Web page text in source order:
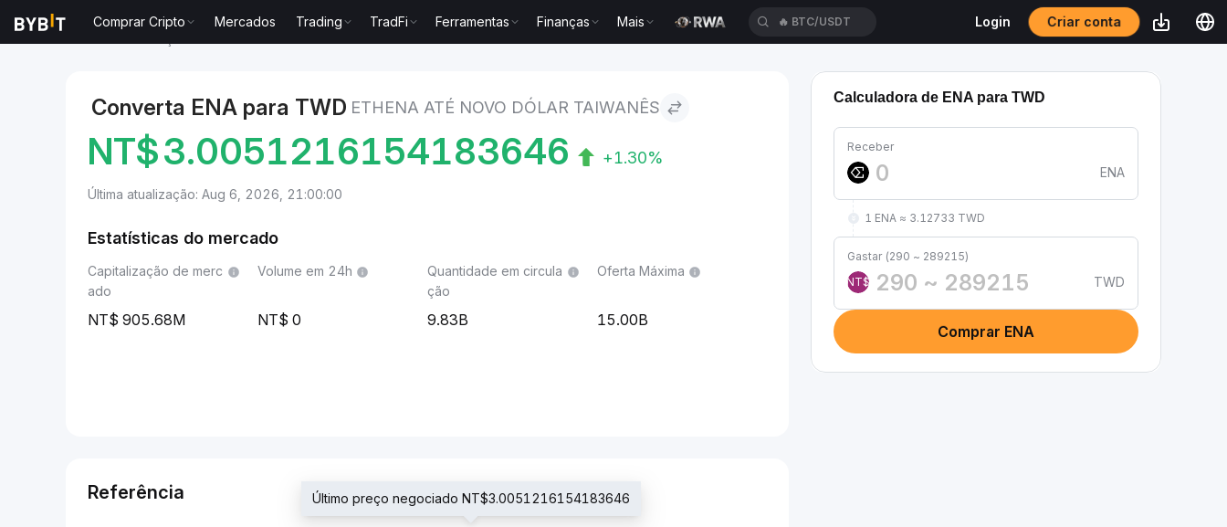
Comprar Cripto Mercados Trading TradFi Ferramentas Finanças Mais 🔥 XAUT/USDT Login Criar conta
Converta ENA para TWD ETHENA ATÉ NOVO DÓLAR TAIWANÊS
NT$3.0051216154183646 +1.30%
Última atualização: Aug 6, 2026, 21:00:00
Estatísticas do mercado
Capitalização de merc
ado
905.68M
Volume em 24h
0
Quantidade em circula
ção
9.83B
Oferta Máxima
15.00B
Referência Último preço negociado NT$3.0051216154183646
Calculadora de ENA para TWD
Receber
ENA
1 ENA ≈ 3.12733 TWD
Gastar (290 ~ 289215)
NT$
TWD
Comprar ENA